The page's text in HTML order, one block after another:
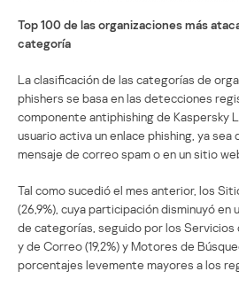
Top 100 de las organizaciones más
categoría
La clasificación de las categorías de
phishers se basa en las detecciones
componente antiphishing de Kaspersky
usuario activa un enlace phishing, ya sea
mensaje de correo spam o en un sitio
Tal como sucedió el mes anterior, los
(26,9%), cuya participación disminuyó en
de categorías, seguido por los Servicios
y de Correo (19,2%) y Motores de
porcentajes levemente mayores a los